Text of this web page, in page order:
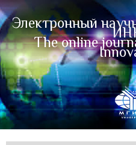
Электронный
The online